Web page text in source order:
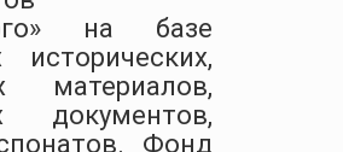
на базе
исторических,
материалов,
документов,
Фонд